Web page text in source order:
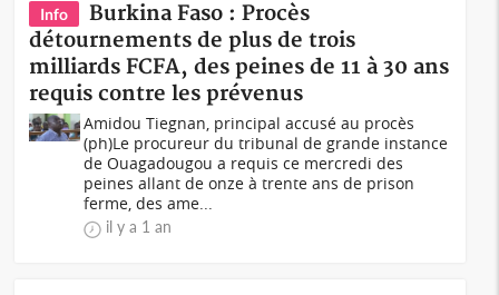
Info
Burkina Faso : Procès
détournements de plus de trois
milliards FCFA, des peines de 11 à 30 ans
requis contre les prévenus
Amidou Tiegnan, principal accusé au procès
(ph)Le procureur du tribunal de grande instance
de Ouagadougou a requis ce mercredi des
peines allant de onze à trente ans de prison
ferme, des ame...
il y a 1 an